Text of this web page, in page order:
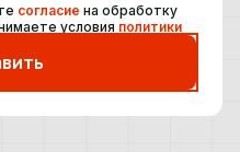
согласие на обработку
условия политики